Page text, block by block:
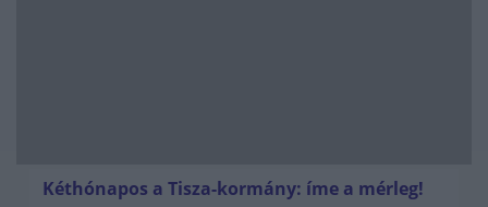
Kéthónapos a Tisza-kormány: íme a mérleg!